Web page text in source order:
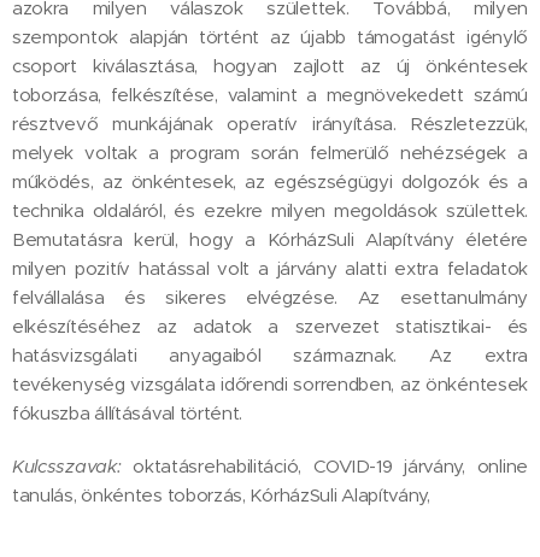
azokra milyen válaszok születtek. Továbbá, milyen
szempontok alapján történt az újabb támogatást igénylő
csoport kiválasztása, hogyan zajlott az új önkéntesek
toborzása, felkészítése, valamint a megnövekedett számú
résztvevő munkájának operatív irányítása. Részletezzük,
melyek voltak a program során felmerülő nehézségek a
működés, az önkéntesek, az egészségügyi dolgozók és a
technika oldaláról, és ezekre milyen megoldások születtek.
Bemutatásra kerül, hogy a KórházSuli Alapítvány életére
milyen pozitív hatással volt a járvány alatti extra feladatok
felvállalása és sikeres elvégzése. Az esettanulmány
elkészítéséhez az adatok a szervezet statisztikai- és
hatásvizsgálati anyagaiból származnak. Az extra
tevékenység vizsgálata időrendi sorrendben, az önkéntesek
fókuszba állításával történt.
Kulcsszavak: oktatásrehabilitáció, COVID-19 járvány, online
tanulás, önkéntes toborzás, KórházSuli Alapítvány,